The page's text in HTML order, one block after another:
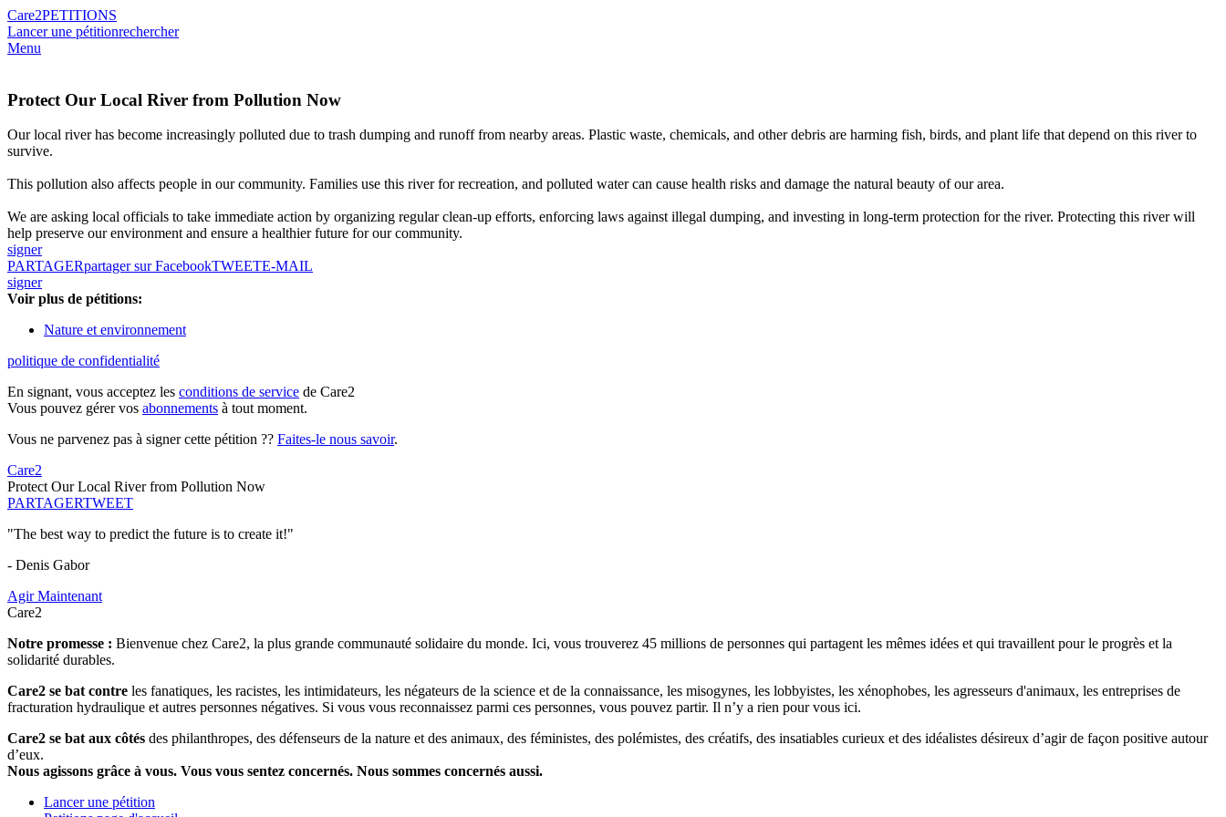
Care2PETITIONS
Lancer une pétitionrechercher
Menu
Protect Our Local River from Pollution Now
Our local river has become increasingly polluted due to trash dumping and runoff from nearby areas. Plastic waste, chemicals, and other debris are harming fish, birds, and plant life that depend on this river to
survive.
This pollution also affects people in our community. Families use this river for recreation, and polluted water can cause health risks and damage the natural beauty of our area.
We are asking local officials to take immediate action by organizing regular clean-up efforts, enforcing laws against illegal dumping, and investing in long-term protection for the river. Protecting this river will
help preserve our environment and ensure a healthier future for our community.
signer
PARTAGERpartager sur FacebookTWEETE-MAIL
signer
Voir plus de pétitions:
Nature et environnement
politique de confidentialité
En signant, vous acceptez les conditions de service de Care2
Vous pouvez gérer vos abonnements à tout moment.
Vous ne parvenez pas à signer cette pétition ?? Faites-le nous savoir.
Care2
Protect Our Local River from Pollution Now
PARTAGERTWEET
"The best way to predict the future is to create it!"
- Denis Gabor
Agir Maintenant
Care2
Notre promesse : Bienvenue chez Care2, la plus grande communauté solidaire du monde. Ici, vous trouverez 45 millions de personnes qui partagent les mêmes idées et qui travaillent pour le progrès et la
solidarité durables.
Care2 se bat contre les fanatiques, les racistes, les intimidateurs, les négateurs de la science et de la connaissance, les misogynes, les lobbyistes, les xénophobes, les agresseurs d'animaux, les entreprises de
fracturation hydraulique et autres personnes négatives. Si vous vous reconnaissez parmi ces personnes, vous pouvez partir. Il n’y a rien pour vous ici.
Care2 se bat aux côtés des philanthropes, des défenseurs de la nature et des animaux, des féministes, des polémistes, des créatifs, des insatiables curieux et des idéalistes désireux d’agir de façon positive autour
d’eux.
Nous agissons grâce à vous. Vous vous sentez concernés. Nous sommes concernés aussi.
Lancer une pétition